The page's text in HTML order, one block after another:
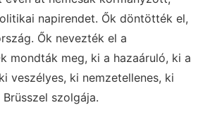
napirendet. Ők döntötték el,
Ők nevezték el a
mondták meg, ki a hazaáruló, ki a
veszélyes, ki nemzetellenes, ki
szolgája.